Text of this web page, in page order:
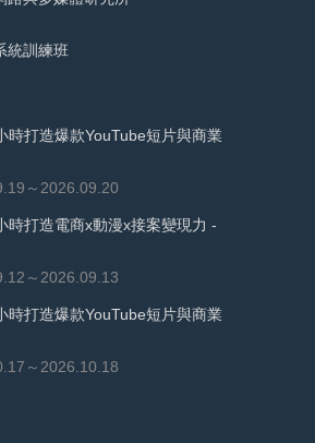
統訓練班
時打造爆款YouTube短片與商業
～2026.09.20
時打造電商x動漫x接案變現力 -
～2026.09.13
時打造爆款YouTube短片與商業
～2026.10.18